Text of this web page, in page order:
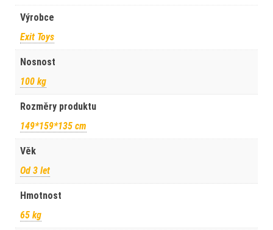
Výrobce
Exit Toys
Nosnost
100 kg
Rozměry produktu
149*159*135 cm
Věk
Od 3 let
Hmotnost
65 kg